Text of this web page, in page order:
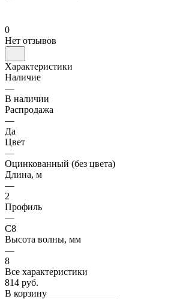
0
Нет отзывов
Характеристики
Наличие
—
В наличии
Распродажа
—
Да
Цвет
—
Оцинкованный (без цвета)
Длина, м
—
2
Профиль
—
С8
Высота волны, мм
—
8
Все характеристики
814 руб.
В корзину